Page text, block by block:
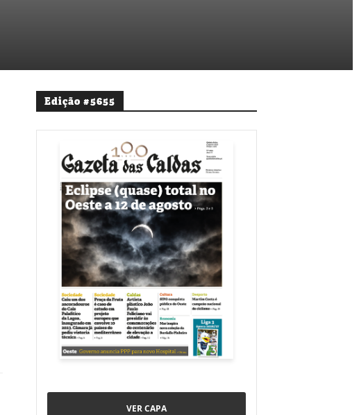
Edição #5655
VER CAPA